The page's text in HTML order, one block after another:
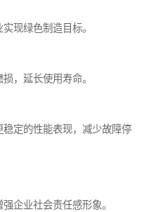
现绿色制造目标。
，延长使用寿命。
定的性能表现，减少故障停
企业社会责任感形象。